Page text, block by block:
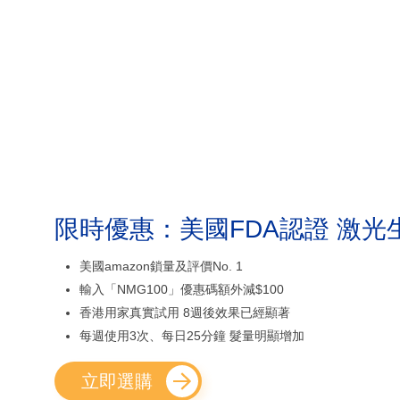
限時優惠：美國FDA認證 激光
美國amazon鎖量及評價No. 1
輸入「NMG100」優惠碼額外減$100
香港用家真實試用 8週後效果已經顯著
每週使用3次、每日25分鐘 髮量明顯增加
立即選購